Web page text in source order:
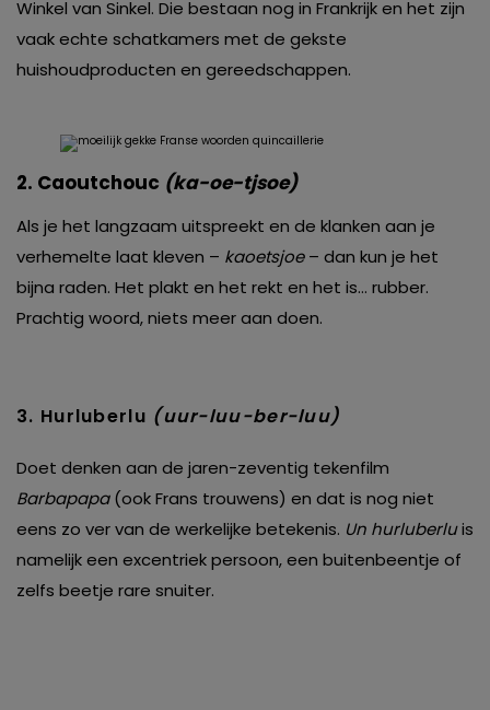
Winkel van Sinkel. Die bestaan nog in Frankrijk en het zijn
vaak echte schatkamers met de gekste
huishoudproducten en gereedschappen.
2. Caoutchouc (ka-oe-tjsoe)
Als je het langzaam uitspreekt en de klanken aan je
verhemelte laat kleven – kaoetsjoe– dan kun je het
bijna raden. Het plakt en het rekt en het is… rubber.
Prachtig woord, niets meer aan doen.
3. Hurluberlu (uur-luu-ber-luu)
Doet denken aan de jaren-zeventig tekenfilm
Barbapapa(ook Frans trouwens) en dat is nog niet
eens zo ver van de werkelijke betekenis. Un hurluberluis
namelijk een excentriek persoon, een buitenbeentje of
zelfs beetje rare snuiter.